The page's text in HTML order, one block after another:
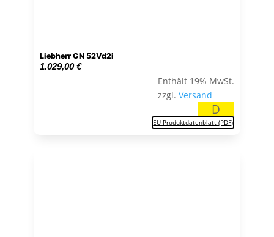
Liebherr GN 52Vd2i
1.029,00€
Enthält 19% MwSt.
zzgl.Versand
D
EU-Produktdatenblatt (PDF)